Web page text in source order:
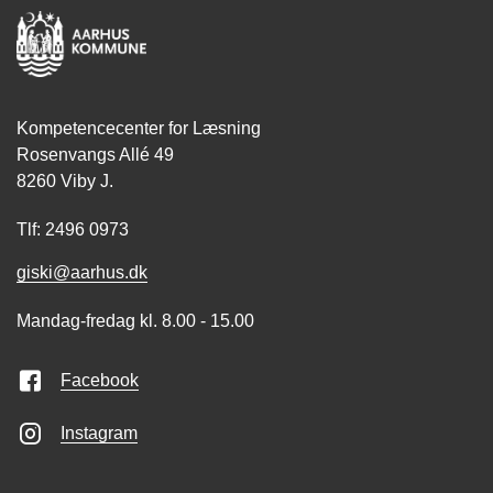
Kompetencecenter for Læsning
Rosenvangs Allé 49
8260 Viby J.
Tlf: 2496 0973
giski@aarhus.dk
Mandag-fredag kl. 8.00 - 15.00
Facebook
Instagram